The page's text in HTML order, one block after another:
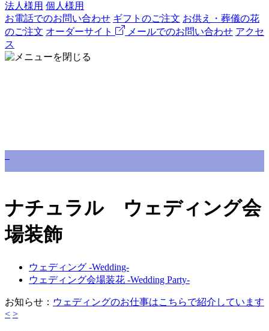
法人様用 個人様用
お電話でのお問い合わせ ギフトのご注文 お供え・葬儀の花
のご注文 オーダーサイト メールでのお問い合わせ アクセ
ス
ナチュラル ウェディング会
場装飾
ウェディング -Wedding-
ウェディング会場装花 -Wedding Party-
お知らせ： ウェディングのお仕事はこちらで紹介しています
< >